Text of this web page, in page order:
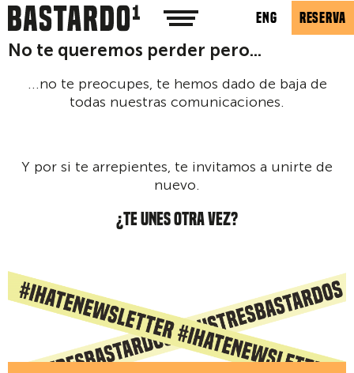
ENG RESERVA
No te queremos perder pero...
...no te preocupes, te hemos dado de baja de
todas nuestras comunicaciones.
Y por si te arrepientes, te invitamos a unirte de
nuevo.
¿TE UNES OTRA VEZ?